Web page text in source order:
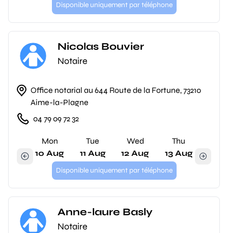
Disponible uniquement par téléphone
Nicolas Bouvier
Notaire
Office notarial au 644 Route de la Fortune, 73210
Aime-la-Plagne
04 79 09 72 32
Mon
10 Aug
Tue
11 Aug
Wed
12 Aug
Thu
13 Aug
Disponible uniquement par téléphone
Anne-laure Basly
Notaire